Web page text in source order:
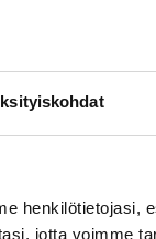
henkilötietojasi,
jotta voimme
45–65
ainoa